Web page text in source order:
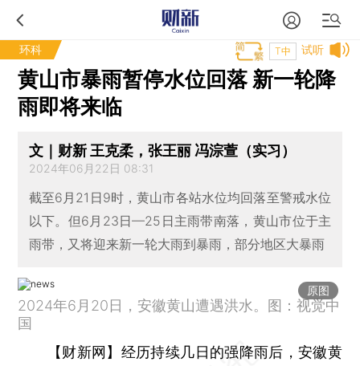
环科 试听
T中
黄山市暴雨暂停水位回落 新一轮降
雨即将来临
文｜财新 王克柔，张王丽 冯淙萱（实习）
2024年06月22日 08:31
截至6月21日9时，黄山市各站水位均回落至警戒水位
以下。但6月23日—25日主雨带南落，黄山市位于主
雨带，又将迎来新一轮大雨到暴雨，部分地区大暴雨
原图
2024年6月20日，安徽黄山遭遇洪水。图：视觉中
国
【财新网】 经历持续几日的强降雨后，安徽黄